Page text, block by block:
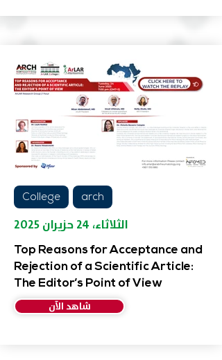
College arch
الثلاثاء، ٢٤ حزيران ٢٠٢٥
Top Reasons for Acceptance and
Rejection of a Scientific Article:
The Editor’s Point of View
شاهد الآن